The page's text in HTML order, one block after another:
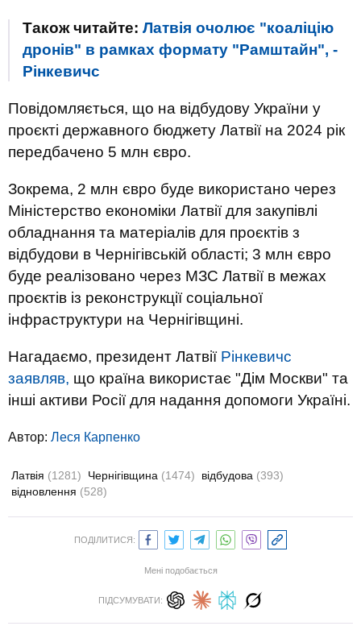
Також читайте: Латвія очолює "коаліцію
дронів" в рамках формату "Рамштайн", -
Рінкевичс
Повідомляється, що на відбудову України у
проєкті державного бюджету Латвії на 2024 рік
передбачено 5 млн євро.
Зокрема, 2 млн євро буде використано через
Міністерство економіки Латвії для закупівлі
обладнання та матеріалів для проєктів з
відбудови в Чернігівській області; 3 млн євро
буде реалізовано через МЗС Латвії в межах
проєктів із реконструкції соціальної
інфраструктури на Чернігівщині.
Нагадаємо, президент Латвії Рінкевичс
заявляв, що країна використає "Дім Москви" та
інші активи Росії для надання допомоги Україні.
Автор: Леся Карпенко
Латвія (1281) Чернігівщина (1474) відбудова (393)
відновлення (528)
ПОДІЛИТИСЯ:
Мені подобається
ПІДСУМУВАТИ: